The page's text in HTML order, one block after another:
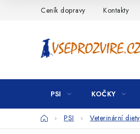
Ceník dopravy Kontakty
PSI KOČKY
DomůPSI Veterinární diety